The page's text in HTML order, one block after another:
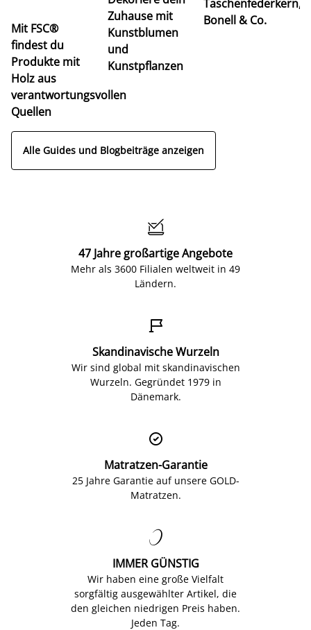
Mit FSC®
findest du
Produkte mit
Holz aus
verantwortungsvollen
Quellen
Zuhause mit
Kunstblumen
und
Kunstpflanzen
Taschenfederkern,
Bonell & Co.
Alle Guides und Blogbeiträge anzeigen

47 Jahre großartige Angebote
Mehr als 3600 Filialen weltweit in 49
Ländern.

Skandinavische Wurzeln
Wir sind global mit skandinavischen
Wurzeln. Gegründet 1979 in
Dänemark.

Matratzen-Garantie
25 Jahre Garantie auf unsere GOLD-
Matratzen.

IMMER GÜNSTIG
Wir haben eine große Vielfalt
sorgfältig ausgewählter Artikel, die
den gleichen niedrigen Preis haben.
Jeden Tag.